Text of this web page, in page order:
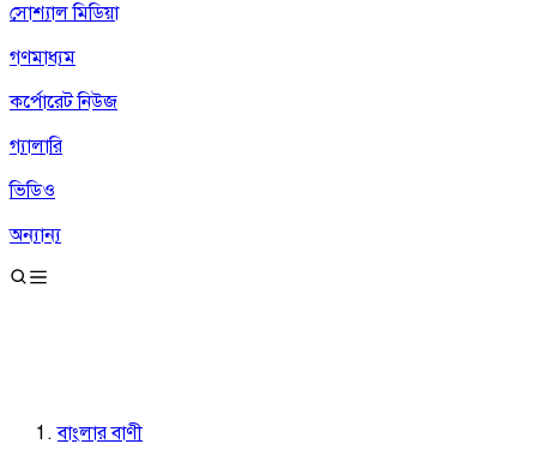
সোশ্যাল মিডিয়া
গণমাধ্যম
কর্পোরেট নিউজ
গ্যালারি
ভিডিও
অন্যান্য
বাংলার বাণী